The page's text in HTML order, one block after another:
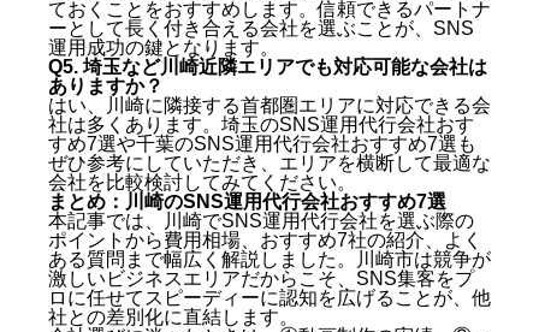
ておくことをおすすめします。信頼できるパートナ
ーとして長く付き合える会社を選ぶことが、SNS
運用成功の鍵となります。
Q5. 埼玉など川崎近隣エリアでも対応可能な会社は
ありますか？
はい、川崎に隣接する首都圏エリアに対応できる会
社は多くあります。 埼玉のSNS運用代行会社おす
すめ7選や千葉のSNS運用代行会社おすすめ7選 も
ぜひ参考にしていただき、エリアを横断して最適な
会社を比較検討してみてください。
まとめ：川崎のSNS運用代行会社おすすめ7選
本記事では、川崎でSNS運用代行会社を選ぶ際の
ポイントから費用相場、おすすめ7社の紹介、よく
ある質問まで幅広く解説しました。川崎市は競争が
激しいビジネスエリアだからこそ、SNS集客をプ
ロに任せてスピーディーに認知を広げることが、他
社との差別化に直結します。